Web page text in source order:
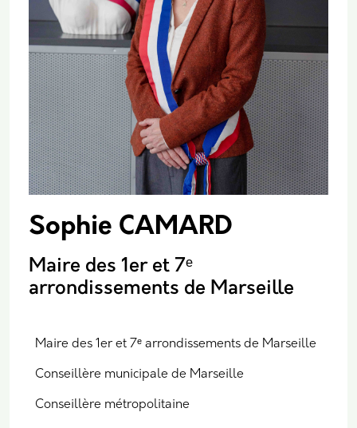
Sophie CAMARD
Maire des 1er et 7ᵉ
arrondissements de Marseille
Maire des 1er et 7ᵉ arrondissements de Marseille
Conseillère municipale de Marseille
Conseillère métropolitaine